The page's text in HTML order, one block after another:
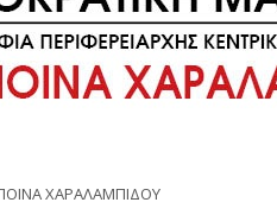
ΧΑΡΑΛΑΜΠΙΔΟΥ